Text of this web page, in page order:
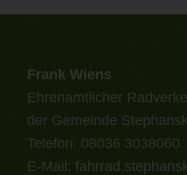
Frank Wiens
Ehrenamtlicher
der Gemeinde
Telefon: 08036 3038060
E-Mail: